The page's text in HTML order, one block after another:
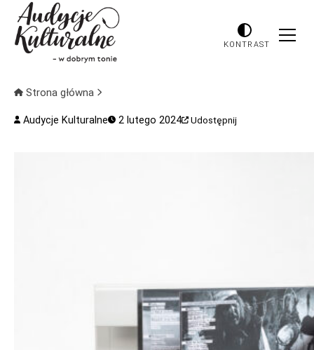
KONTRAST
Strona główna
Audycje Kulturalne 2 lutego 2024 Udostępnij